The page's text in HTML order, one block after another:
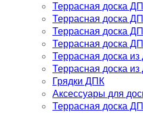
Террасная доска
Террасная доска
Террасная доска
Террасная доска
Террасная доска
Террасная доска
Грядки ДПК
Аксессуары для
Террасная доска